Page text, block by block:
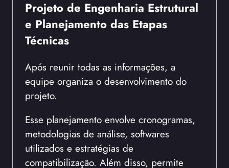
Projeto de Engenharia Estrutural
e Planejamento das Etapas
Técnicas
Após reunir todas as informações, a
equipe organiza o desenvolvimento do
projeto.
Esse planejamento envolve cronogramas,
metodologias de análise, softwares
utilizados e estratégias de
compatibilização. Além disso, permite